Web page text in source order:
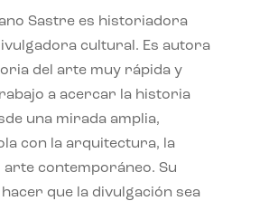
Sastre es historiadora
cultural. Es autora
del arte muy rápida y
a acercar la historia
una mirada amplia,
con la arquitectura, la
arte contemporáneo. Su
que la divulgación sea